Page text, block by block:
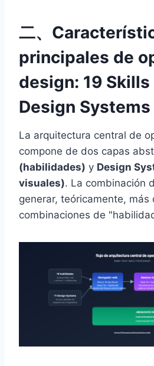
二、
principales de
design: 19 Skills
Design
La arquitectura central de
compone de dos capas
(habilidades) y Design
visuales). La combinación
generar, teóricamente, más
combinaciones de